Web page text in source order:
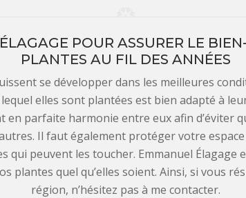
POUR ASSURER LE
PLANTES AU FIL DES ANNÉES
se développer dans les meilleures
elles sont plantées est bien adapté à
en parfaite harmonie entre eux afin d’éviter
Il faut également protéger votre
qui peuvent les toucher. Emmanuel Élagage
plantes quel qu’elles soient. Ainsi, si vous
région, n’hésitez pas à me contacter.